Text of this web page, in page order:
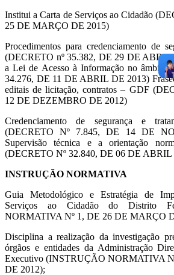
Institui a Carta de Serviços ao Cidadão
25 DE MARÇO DE 2015)
Procedimentos para credenciamento de
(DECRETO nº 35.382, DE 29 DE ABRIL
a Lei de Acesso à Informação no âmbito
34.276, DE 11 DE ABRIL DE 2013)
editais de licitação, contratos – GDF
12 DE DEZEMBRO DE 2012)
Credenciamento de segurança e
(DECRETO Nº 7.845, DE 14 DE
Supervisão técnica e a orientação
(DECRETO Nº 32.840, DE 06 DE ABRIL
INSTRUÇÃO NORMATIVA
Guia Metodológico e Estratégia de
Serviços ao Cidadão do Distrito
NORMATIVA Nº 1, DE 26 DE MARÇO
Disciplina a realização da investigação
órgãos e entidades da Administração
Executivo (INSTRUÇÃO NORMATIVA
DE 2012);